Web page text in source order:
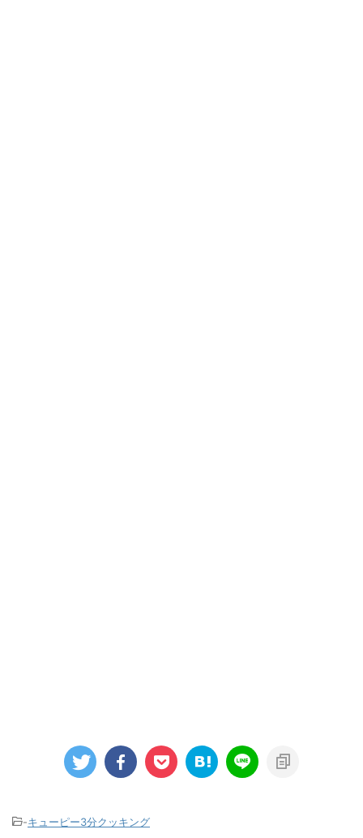
-キューピー3分クッキング